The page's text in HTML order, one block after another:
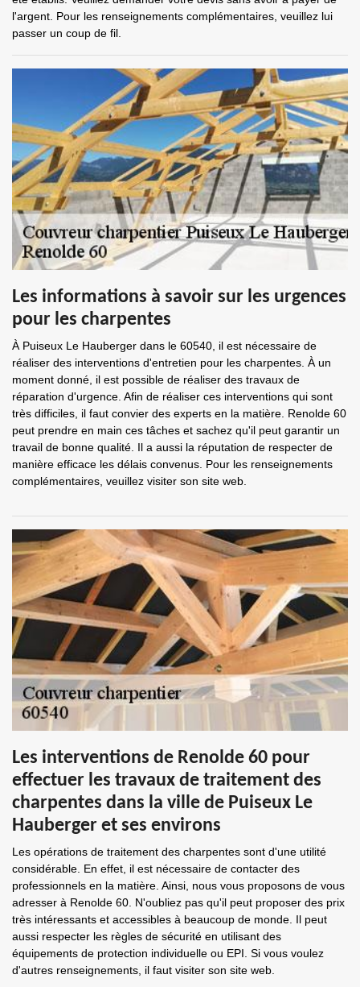
l'argent. Pour les renseignements complémentaires, veuillez lui
passer un coup de fil.
Les informations à savoir sur les urgences
pour les charpentes
À Puiseux Le Hauberger dans le 60540, il est nécessaire de
réaliser des interventions d'entretien pour les charpentes. À un
moment donné, il est possible de réaliser des travaux de
réparation d'urgence. Afin de réaliser ces interventions qui sont
très difficiles, il faut convier des experts en la matière. Renolde 60
peut prendre en main ces tâches et sachez qu'il peut garantir un
travail de bonne qualité. Il a aussi la réputation de respecter de
manière efficace les délais convenus. Pour les renseignements
complémentaires, veuillez visiter son site web.
Les interventions de Renolde 60 pour
effectuer les travaux de traitement des
charpentes dans la ville de Puiseux Le
Hauberger et ses environs
Les opérations de traitement des charpentes sont d'une utilité
considérable. En effet, il est nécessaire de contacter des
professionnels en la matière. Ainsi, nous vous proposons de vous
adresser à Renolde 60. N'oubliez pas qu'il peut proposer des prix
très intéressants et accessibles à beaucoup de monde. Il peut
aussi respecter les règles de sécurité en utilisant des
équipements de protection individuelle ou EPI. Si vous voulez
d'autres renseignements, il faut visiter son site web.